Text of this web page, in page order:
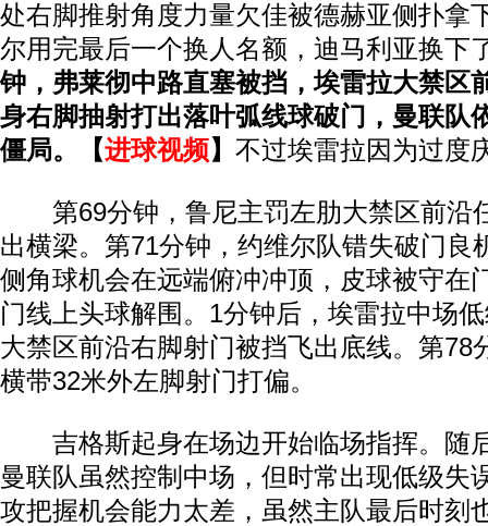
处右脚推射角度力量欠佳被德赫亚侧扑拿
尔用完最后一个换人名额，迪马利亚换下
钟，弗莱彻中路直塞被挡，埃雷拉大禁区
身右脚抽射打出落叶弧线球破门，曼联队
僵局。【进球视频】 不过埃雷拉因为过度
第69分钟，鲁尼主罚左肋大禁区前沿
出横梁。第71分钟，约维尔队错失破门良
侧角球机会在远端俯冲冲顶，皮球被守在
门线上头球解围。1分钟后，埃雷拉中场
大禁区前沿右脚射门被挡飞出底线。第78
横带32米外左脚射门打偏。
吉格斯起身在场边开始临场指挥。随
曼联队虽然控制中场，但时常出现低级失
攻把握机会能力太差，虽然主队最后时刻